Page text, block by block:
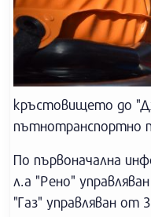
кръстовището до
пътнотранспортно
По първоначална
л.а "Рено"
"Газ" управляван от